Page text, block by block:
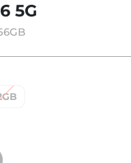
5G